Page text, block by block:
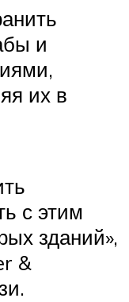
и
их в
с этим
зданий»,
&